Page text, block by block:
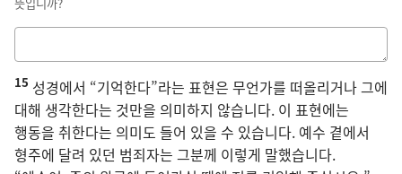
적는
칸
15 성경에서 “기억한다”라는 표현은 무언가를 떠올리거나 그에
대해 생각한다는 것만을 의미하지 않습니다. 이 표현에는
행동을 취한다는 의미도 들어 있을 수 있습니다. 예수 곁에서
형주에 달려 있던 범죄자는 그분께 이렇게 말했습니다.